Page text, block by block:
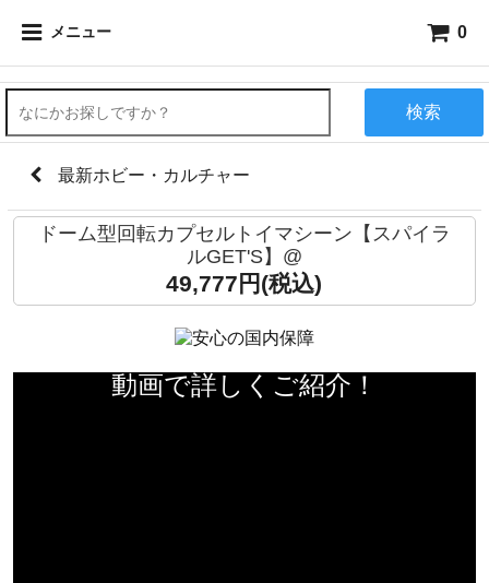
メニュー 0
検索
最新ホビー・カルチャー
ドーム型回転カプセルトイマシーン【スパイラ
ルGET'S】@
49,777円(税込)
動画で詳しくご紹介！